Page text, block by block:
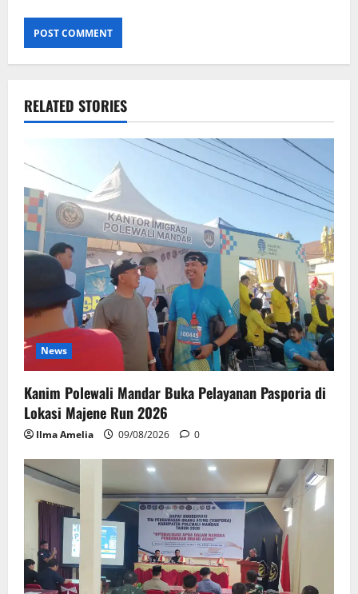
RELATED STORIES
News
Kanim Polewali Mandar Buka Pelayanan Pasporia di
Lokasi Majene Run 2026
Ilma Amelia 09/08/2026 0